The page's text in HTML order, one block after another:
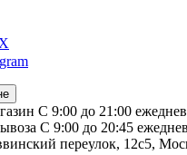
С 9:00 до 21:00
С 9:00 до 20:45
переулок, 12с5,